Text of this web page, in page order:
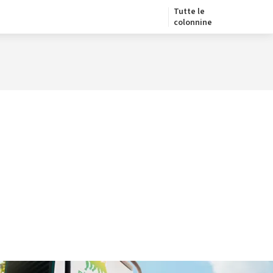
Tutte le
colonnine